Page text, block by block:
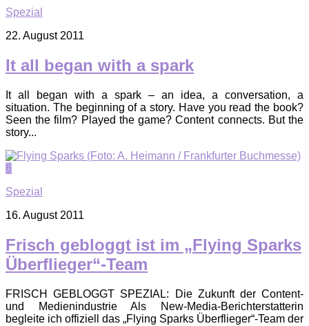
Spezial
22. August 2011
It all began with a spark
It all began with a spark – an idea, a conversation, a
situation. The beginning of a story. Have you read the book?
Seen the film? Played the game? Content connects. But the
story...
6
Spezial
16. August 2011
Frisch gebloggt ist im „Flying Sparks
Überflieger“-Team
FRISCH GEBLOGGT SPEZIAL: Die Zukunft der Content-
und Medienindustrie Als New-Media-Berichterstatterin
begleite ich offiziell das „Flying Sparks Überflieger“-Team der